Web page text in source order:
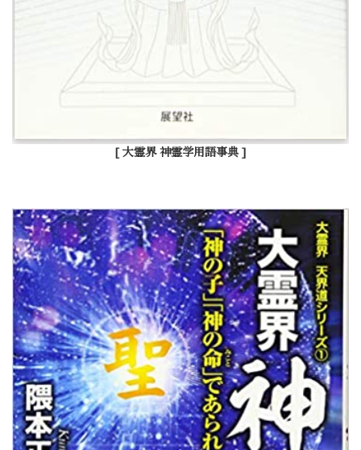
[ 大霊界 神霊学用語事典 ]